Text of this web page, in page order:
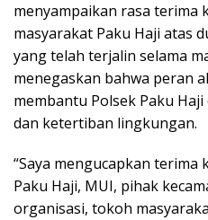
menyampaikan rasa terima
masyarakat Paku Haji atas
yang telah terjalin selama
menegaskan bahwa peran
membantu Polsek Paku
dan ketertiban lingkungan.
“Saya mengucapkan terima
Paku Haji, MUI, pihak
organisasi, tokoh